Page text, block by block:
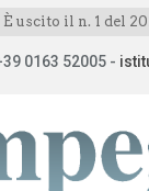
È uscito il n. 1 del
0163 52005 -